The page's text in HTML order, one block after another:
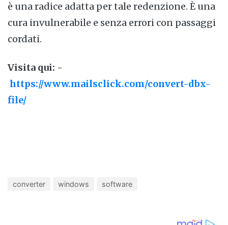
è una radice adatta per tale redenzione. È una
cura invulnerabile e senza errori con passaggi
cordati.
Visita qui: -
https://www.mailsclick.com/convert-dbx-
file/
converter windows software